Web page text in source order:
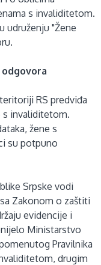
s invaliditetom.
udruženju "Žene
RS predviđa
s invaliditetom.
žene s
su potpuno
Srpske vodi
Zakonom o zaštiti
evidencije i
Ministarstvo
Pravilnika
drugim